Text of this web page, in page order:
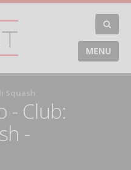
MENU
Squash
- Club:
-